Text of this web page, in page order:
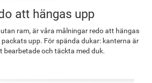
att hängas upp
ram, är våra målningar redo att hängas
upp. För spända dukar: kanterna är
bearbetade och täckta med duk.